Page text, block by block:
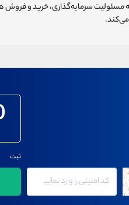
سرمایه‌گذاری، خرید و فروش
می‌کند.
ثبت